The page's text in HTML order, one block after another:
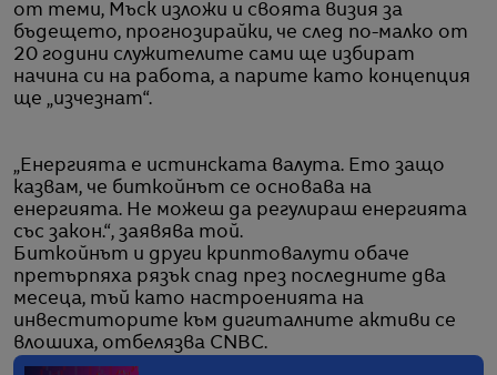
от теми, Мъск изложи и своята визия за
бъдещето, прогнозирайки, че след по-малко от
20 години служителите сами ще избират
начина си на работа, а парите като концепция
ще „изчезнат“.
„Енергията е истинската валута. Ето защо
казвам, че биткойнът се основава на
енергията. Не можеш да регулираш енергията
със закон.“, заявява той.
Биткойнът и други криптовалути обаче
претърпяха рязък спад през последните два
месеца, тъй като настроенията на
инвеститорите към дигиталните активи се
влошиха, отбелязва CNBC.